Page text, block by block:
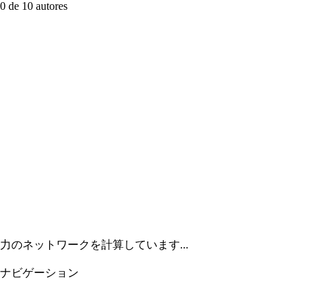
0 de 10 autores
力のネットワークを計算しています...
ナビゲーション